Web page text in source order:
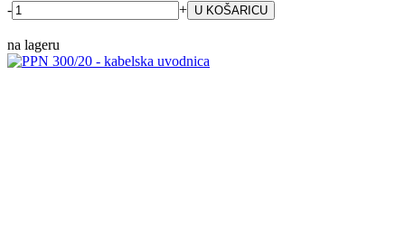
- +
na lageru